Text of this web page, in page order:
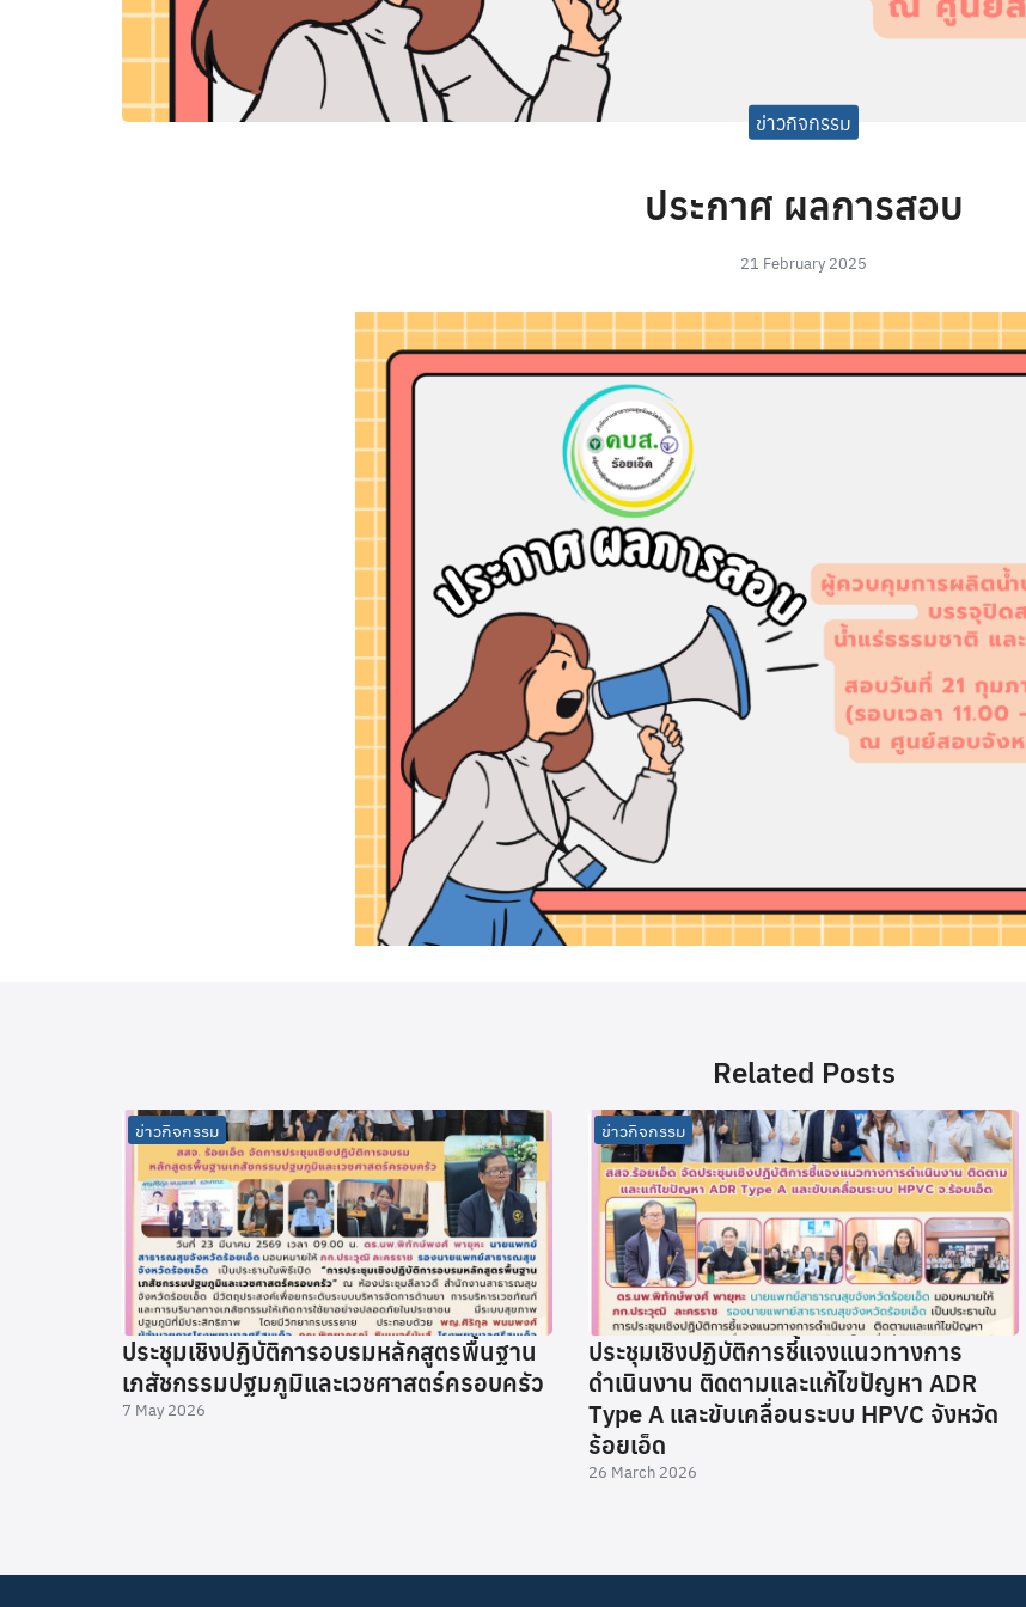
ข่าวกิจกรรม
ประกาศ ผลการสอบ
21 February 2025
Related Posts
ข่าวกิจกรรม
ประชุมเชิงปฏิบัติการอบรมหลักสูตรพื้นฐาน
เภสัชกรรมปฐมภูมิและเวชศาสตร์ครอบครัว
7 May 2026
ข่าวกิจกรรม
ประชุมเชิงปฏิบัติการชี้แจงแนวทางการ
ดำเนินงาน ติดตามและแก้ไขปัญหา ADR
Type A และขับเคลื่อนระบบ HPVC จังหวัด
ร้อยเอ็ด
26 March 2026